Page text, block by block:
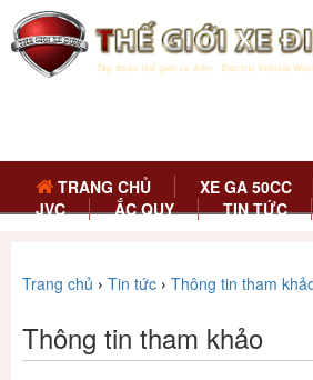
TRANG CHỦ XE GA 50CC
JVC
ẮC QUY TIN TỨC
Trang chủ › Tin tức › Thông tin tham
Thông tin tham khảo